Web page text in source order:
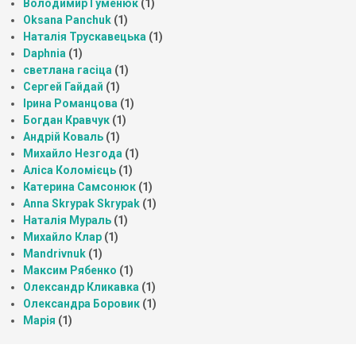
Володимир Гуменюк (1)
Oksana Panchuk (1)
Наталія Трускавецька (1)
Daphnia (1)
светлана гасіца (1)
Сергей Гайдай (1)
Ірина Романцова (1)
Богдан Кравчук (1)
Андрій Коваль (1)
Михайло Незгода (1)
Аліса Коломієць (1)
Катерина Самсонюк (1)
Anna Skrypak Skrypak (1)
Наталія Мураль (1)
Михайло Клар (1)
Mandrivnuk (1)
Максим Рябенко (1)
Олександр Кликавка (1)
Олександра Боровик (1)
Марія (1)